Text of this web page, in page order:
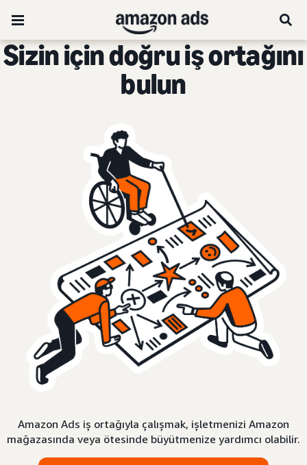
Sizin için doğru iş ortağını
bulun
Amazon Ads iş ortağıyla çalışmak, işletmenizi Amazon
mağazasında veya ötesinde büyütmenize yardımcı olabilir.